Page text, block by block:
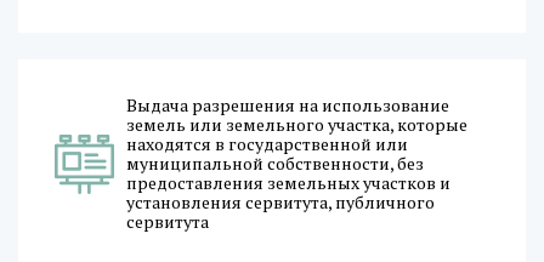
Выдача разрешения на использование
земель или земельного участка, которые
находятся в государственной или
муниципальной собственности, без
предоставления земельных участков и
установления сервитута, публичного
сервитута